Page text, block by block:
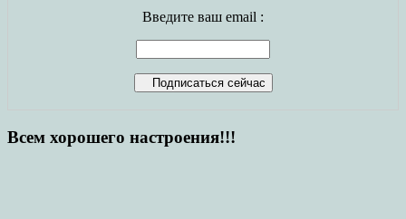
Введите ваш email :
Всем хорошего настроения!!!